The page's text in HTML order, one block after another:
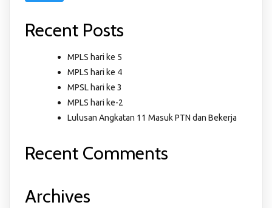
Recent Posts
MPLS hari ke 5
MPLS hari ke 4
MPSL hari ke 3
MPLS hari ke-2
Lulusan Angkatan 11 Masuk PTN dan Bekerja
Recent Comments
Archives